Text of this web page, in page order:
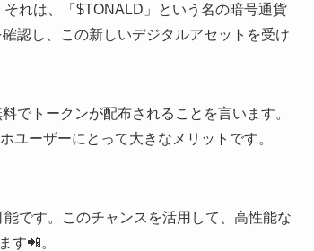
れは、「$TONALD」という名の暗号通貨
認し、この新しいデジタルアセットを受け
でトークンが配布されることを言います。
ユーザーにとって大きなメリットです。
です。このチャンスを活用して、高性能な
す📲。